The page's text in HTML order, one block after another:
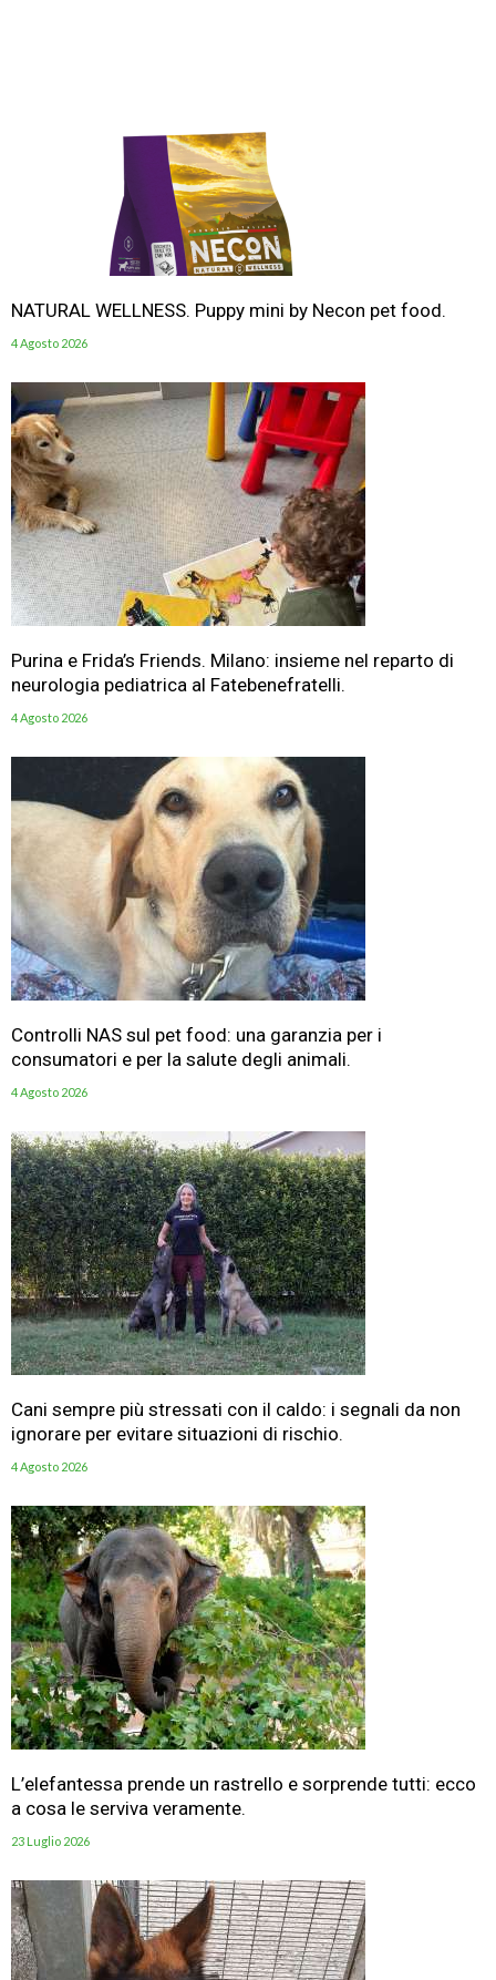
NATURAL WELLNESS. Puppy mini by Necon pet food.
4 Agosto 2026
Purina e Frida’s Friends. Milano: insieme nel reparto di
neurologia pediatrica al Fatebenefratelli.
4 Agosto 2026
Controlli NAS sul pet food: una garanzia per i
consumatori e per la salute degli animali.
4 Agosto 2026
Cani sempre più stressati con il caldo: i segnali da non
ignorare per evitare situazioni di rischio.
4 Agosto 2026
L’elefantessa prende un rastrello e sorprende tutti: ecco
a cosa le serviva veramente.
23 Luglio 2026